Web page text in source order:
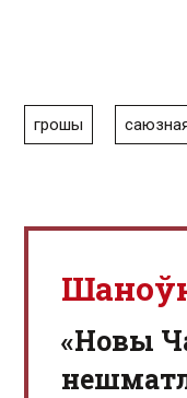
грошы
«Новы